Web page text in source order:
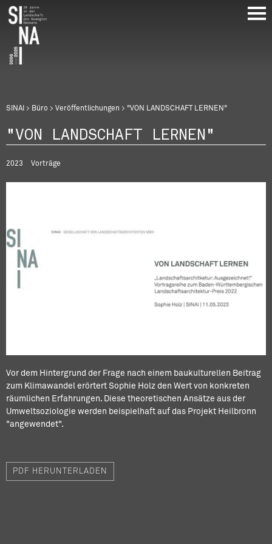
Direkt
zum
Inhalt
Breadcrumb
SINAI Büro Veröffentlichungen "VON LANDSCHAFT LERNEN"
"VON LANDSCHAFT LERNEN"
2023 Vorträge
Vor dem Hintergrund der Frage nach einem baukulturellen Beitrag
zum Klimawandel erörtert Sophie Holz den Wert von konkreten
räumlichen Erfahrungen. Diese theoretischen Ansätze aus der
Umweltsoziologie werden beispielhaft auf das Projekt Heilbronn
"angewendet".
PDF HERUNTERLADEN